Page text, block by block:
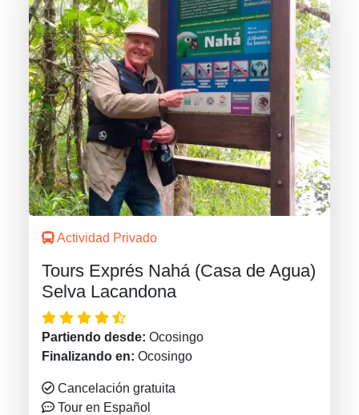
Actividad Privado
Tours Exprés Nahá (Casa de Agua)
Selva Lacandona
Partiendo desde: Ocosingo
Finalizando en: Ocosingo
Cancelación gratuita
Tour en Español